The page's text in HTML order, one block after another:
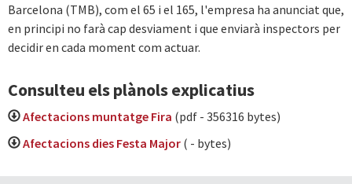
Barcelona (TMB), com el 65 i el 165, l'empresa ha anunciat que,
en principi no farà cap desviament i que enviarà inspectors per
decidir en cada moment com actuar.
Consulteu els plànols explicatius
Afectacions muntatge Fira (pdf - 356316 bytes)
Afectacions dies Festa Major ( - bytes)